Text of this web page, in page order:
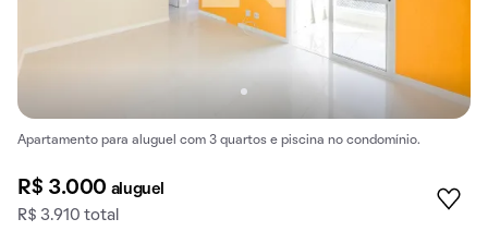
Apartamento para aluguel com 3 quartos e piscina no condomínio.
R$ 3.000 aluguel
R$ 3.910 total